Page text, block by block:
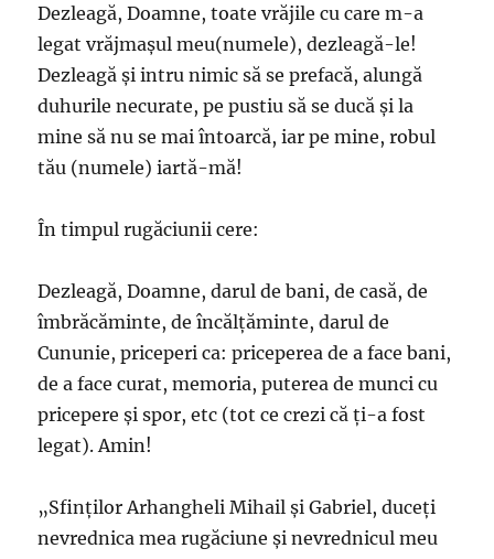
Dezleagă, Doamne, toate vrăjile cu care m-a
legat vrăjmaşul meu(numele), dezleagă-le!
Dezleagă şi intru nimic să se prefacă, alungă
duhurile necurate, pe pustiu să se ducă şi la
mine să nu se mai întoarcă, iar pe mine, robul
tău (numele) iartă-mă!
În timpul rugăciunii cere:
Dezleagă, Doamne, darul de bani, de casă, de
îmbrăcăminte, de încălţăminte, darul de
Cununie, priceperi ca: priceperea de a face bani,
de a face curat, memoria, puterea de munci cu
pricepere şi spor, etc (tot ce crezi că ţi-a fost
legat). Amin!
„Sfinţilor Arhangheli Mihail şi Gabriel, duceţi
nevrednica mea rugăciune şi nevrednicul meu